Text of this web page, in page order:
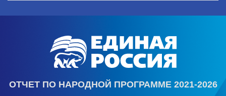
ОТЧЕТ ПО НАРОДНОЙ ПРОГРАММЕ 2021-2026